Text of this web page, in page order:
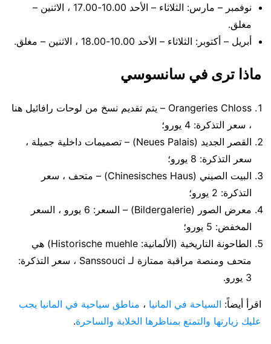
نوفمبر – مارس: الثلاثاء – الأحد 10.00-17.00 ، الاثنين –
مغلق.
أبريل – أكتوبر: الثلاثاء – الأحد 10.00-18.00 ، الاثنين – مغلق.
ماذا ترى في سانسوسي
Orangeries Chloss – يتم تقديم نسخ من لوحات رافائيل هنا
، سعر التذكرة: 4 يورو؛
القصر الجديد (Neues Palais) – تصميمات داخلية جميلة ،
سعر التذكرة: 8 يورو؛
البيت الصيني (Chinesisches Haus) – متحف ، سعر
التذكرة: 2 يورو؛
معرض الصور (Bildergalerie) – السعر: 6 يورو ، السعر
المخفض: 5 يورو؛
الطاحونة التاريخية (الألمانية: Historische muehle) هي
متحف ومنصة مراقبة ممتازة لـ Sanssouci ، سعر التذكرة:
3 يورو.
اقرأ أيضاً: السياحة في المانيا ، مناطق سياحية في المانيا يجب
عليك زيارتها والتمتع بمناظرها الخلابة والساحرة.